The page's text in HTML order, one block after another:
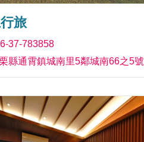
旅
37-783858
縣通霄鎮城南里5鄰城南66之5號